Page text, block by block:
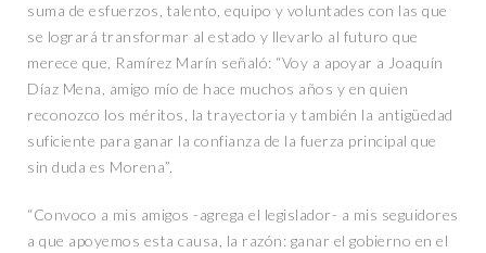
suma de esfuerzos, talento, equipo y voluntades con las que
se logrará transformar al estado y llevarlo al futuro que
merece que, Ramírez Marín señaló: “Voy a apoyar a Joaquín
Díaz Mena, amigo mío de hace muchos años y en quien
reconozco los méritos, la trayectoria y también la antigüedad
suficiente para ganar la confianza de la fuerza principal que
sin duda es Morena”.
“Convoco a mis amigos -agrega el legislador- a mis seguidores
a que apoyemos esta causa, la razón: ganar el gobierno en el